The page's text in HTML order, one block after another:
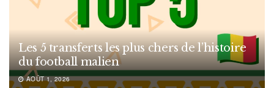
Les 5 transferts les plus chers de l’histoire
du football malien
AOÛT 1, 2026